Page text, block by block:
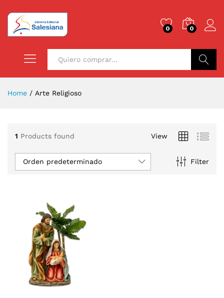
0 0
Home / Arte Religioso
1 Products found View
Filter
Orden predeterminado